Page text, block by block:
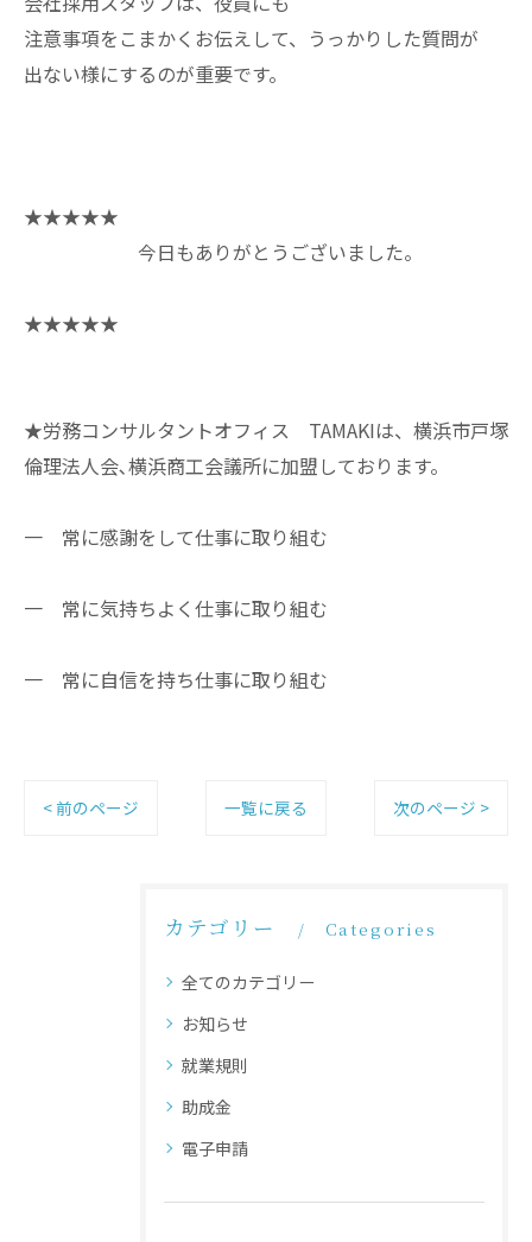
注意事項をこまかくお伝えして、うっかりした質問が
出ない様にするのが重要です。
★★★★★
今日もありがとうございました。
★★★★★
★労務コンサルタントオフィス TAMAKIは、横浜市戸塚
倫理法人会､横浜商工会議所に加盟しております。
一 常に感謝をして仕事に取り組む
一 常に気持ちよく仕事に取り組む
一 常に自信を持ち仕事に取り組む
< 前のページ 一覧に戻る 次のページ >
カテゴリー Categories
全てのカテゴリー
お知らせ
就業規則
助成金
電子申請